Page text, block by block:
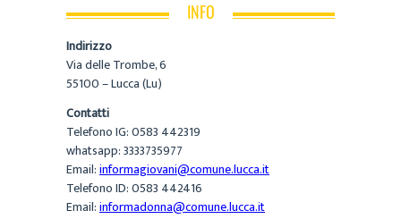
INFO
Indirizzo
Via delle Trombe, 6
55100 – Lucca (Lu)
Contatti
Telefono IG: 0583 442319
whatsapp: 3333735977
Email:informagiovani@comune.lucca.it
Telefono ID: 0583 442416
Email:informadonna@comune.lucca.it